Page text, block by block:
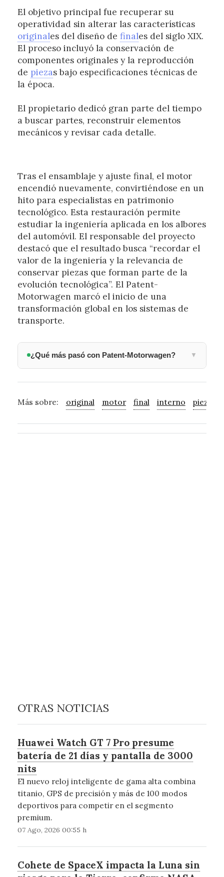
El objetivo principal fue recuperar su
operatividad sin alterar las características
originales del diseño de finales del siglo XIX.
El proceso incluyó la conservación de
componentes originales y la reproducción
de piezas bajo especificaciones técnicas de
la época.
El propietario dedicó gran parte del tiempo
a buscar partes, reconstruir elementos
mecánicos y revisar cada detalle.
Tras el ensamblaje y ajuste final, el motor
encendió nuevamente, convirtiéndose en un
hito para especialistas en patrimonio
tecnológico. Esta restauración permite
estudiar la ingeniería aplicada en los albores
del automóvil. El responsable del proyecto
destacó que el resultado busca “recordar el
valor de la ingeniería y la relevancia de
conservar piezas que forman parte de la
evolución tecnológica”. El Patent-
Motorwagen marcó el inicio de una
transformación global en los sistemas de
transporte.
¿Qué más pasó con Patent-Motorwagen? ▼
Más sobre: original motor final interno pieza
OTRAS NOTICIAS
Huawei Watch GT 7 Pro presume
batería de 21 días y pantalla de 3000
nits
El nuevo reloj inteligente de gama alta combina
titanio, GPS de precisión y más de 100 modos
deportivos para competir en el segmento
premium.
07 Ago, 2026 00:55 h
Cohete de SpaceX impacta la Luna sin